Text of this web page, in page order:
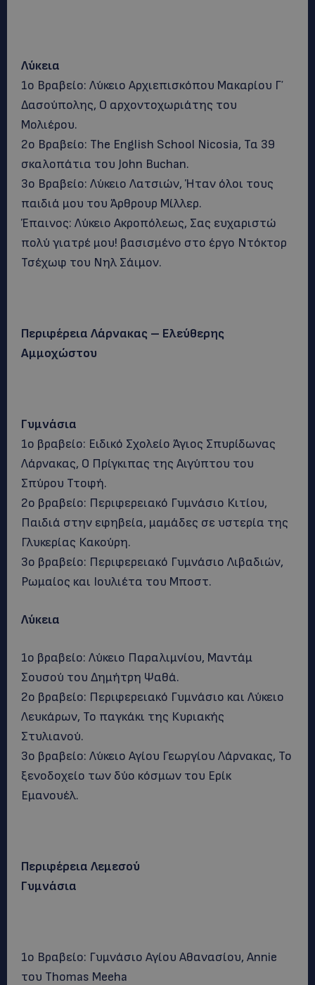
Λύκεια
1ο Βραβείο: Λύκειο Αρχιεπισκόπου Μακαρίου Γ΄
Δασούπολης, Ο αρχοντοχωριάτης του
Μολιέρου.
2ο Βραβείο: The English School Nicosia, Τα 39
σκαλοπάτια του John Buchan.
3ο Βραβείο: Λύκειο Λατσιών, Ήταν όλοι τους
παιδιά μου του Άρθρουρ Μίλλερ.
Έπαινος: Λύκειο Ακροπόλεως, Σας ευχαριστώ
πολύ γιατρέ μου! βασισμένο στο έργο Ντόκτορ
Τσέχωφ του Νηλ Σάιμον.
Περιφέρεια Λάρνακας – Ελεύθερης
Αμμοχώστου
Γυμνάσια
1ο βραβείο: Ειδικό Σχολείο Άγιος Σπυρίδωνας
Λάρνακας, Ο Πρίγκιπας της Αιγύπτου του
Σπύρου Ττοφή.
2ο βραβείο: Περιφερειακό Γυμνάσιο Κιτίου,
Παιδιά στην εφηβεία, μαμάδες σε υστερία της
Γλυκερίας Κακούρη.
3o βραβείο: Περιφερειακό Γυμνάσιο Λιβαδιών,
Ρωμαίος και Ιουλιέτα του Μποστ.
Λύκεια
1ο βραβείο: Λύκειο Παραλιμνίου, Μαντάμ
Σουσού του Δημήτρη Ψαθά.
2ο βραβείο: Περιφερειακό Γυμνάσιο και Λύκειο
Λευκάρων, Το παγκάκι της Κυριακής
Στυλιανού.
3o βραβείο: Λύκειο Αγίου Γεωργίου Λάρνακας, Το
ξενοδοχείο των δύο κόσμων του Ερίκ
Εμανουέλ.
Περιφέρεια Λεμεσού
Γυμνάσια
1ο Βραβείο: Γυμνάσιο Αγίου Αθανασίου, Annie
του Thomas Meeha